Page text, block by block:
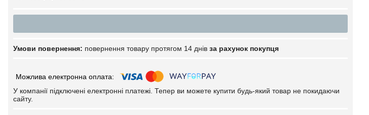
повернення товару протягом 14 днів за рахунок покупця
У компанії підключені електронні платежі. Тепер ви можете купити будь-який товар не покидаючи
сайту.